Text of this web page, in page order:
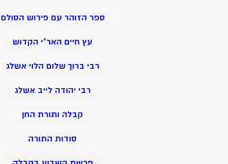
ספר הזוהר עם פירוש הסולם
עץ חיים האר”י הקדוש
רבי ברוך שלום הלוי אשלג
רבי יהודה לייב אשלג
קבלה ותורת החן
סודות התורה